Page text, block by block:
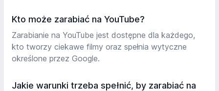
Kto może zarabiać na YouTube?
Zarabianie na YouTube jest dostępne dla każdego,
kto tworzy ciekawe filmy oraz spełnia wytyczne
określone przez Google.
Jakie warunki trzeba spełnić, by zarabiać na